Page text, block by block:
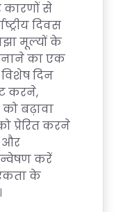
कारणों से
दिवस
मूल्यों के
का एक
दिन
करने,
बढ़ावा
प्रेरित करने
और
करें
के